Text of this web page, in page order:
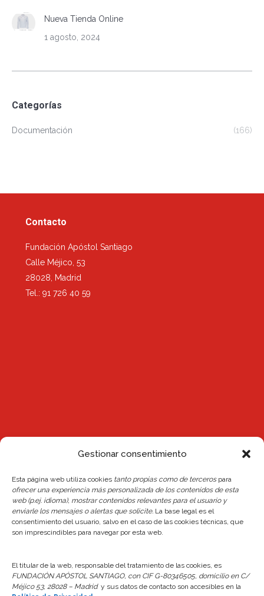
Gestionar consentimiento
Esta página web utiliza cookies tanto propias como de tercerospara
ofrecer una experiencia más personalizada de los contenidos de esta
web (p.ej. idioma), mostrar contenidos relevantes para el usuario y
enviarle los mensajes o alertas que solicite. La base legal es el
consentimiento del usuario, salvo en el caso de las cookies técnicas, que
son imprescindibles para navegar por esta web.
El titular de la web, responsable del tratamiento de las cookies, es
FUNDACIÓN APÓSTOL SANTIAGO, con CIF G-80346505, domicilio en C/
Méjico 53, 28028 – Madridy sus datos de contacto son accesibles en la
Nueva Tienda Online
1 agosto, 2024
Categorías
Documentación (166)
Contacto
Fundación Apóstol Santiago
Calle Méjico, 53
28028, Madrid
Tel.: 91 726 40 59
Noticias
Reserva de plaza Escuelas 26/27
24 junio, 2026
Normativa de Reservas del Centro
24 junio, 2026